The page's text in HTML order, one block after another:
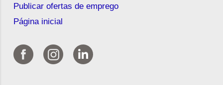
Publicar ofertas de emprego
Página inicial